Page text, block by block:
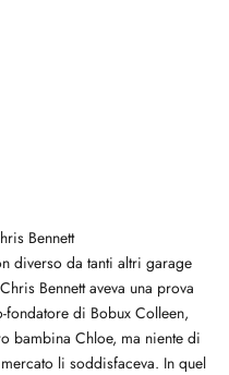
Bennett
diverso da tanti altri garage
Bennett aveva una prova
fondatore di Bobux Colleen,
bambina Chloe, ma niente di
li soddisfaceva. In quel